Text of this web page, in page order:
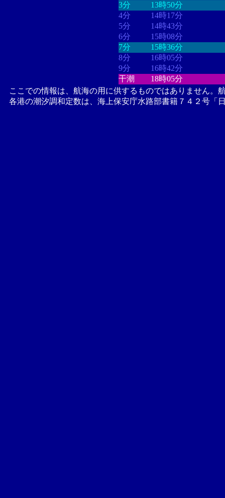
3分
13時50分
4分
14時17分
5分
14時43分
6分
15時08分
7分
15時36分
8分
16時05分
9分
16時42分
干潮
18時05分
ここでの情報は、航海の用に供するものではありません。
各港の潮汐調和定数は、海上保安庁水路部書籍７４２号「